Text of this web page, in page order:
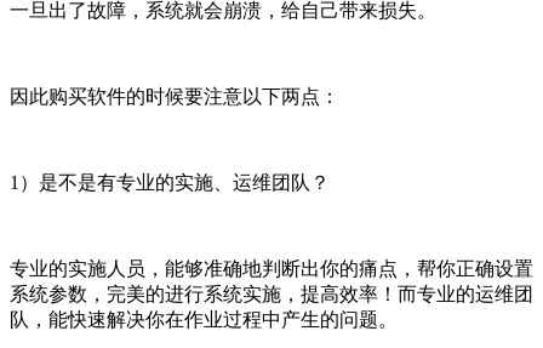
一旦出了故障，系统就会崩溃，给自己带来损失。
因此购买软件的时候要注意以下两点：
1）是不是有专业的实施、运维团队？
专业的实施人员，能够准确地判断出你的痛点，帮你正确设置
系统参数，完美的进行系统实施，提高效率！而专业的运维团
队，能快速解决你在作业过程中产生的问题。